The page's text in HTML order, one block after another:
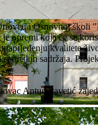
i Osnovnoj školi
opremi koja će se
kvalitete
sadržaja.
Antun Pavetić